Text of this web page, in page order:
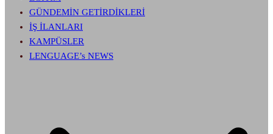
GÜNDEMİN GETİRDİKLERİ
İŞ İLANLARI
KAMPÜSLER
LENGUAGE’s NEWS